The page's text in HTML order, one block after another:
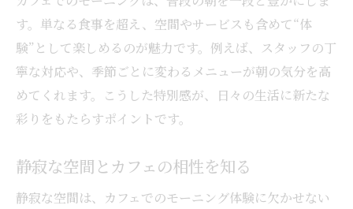
駐車場で選ぶカフェのモーニング体験
京都駅エリアで味わう理想のモーニング
京都駅近くのカフェで理想の朝食体験
駅エリアのカフェで手軽なモーニングを満
喫
カフェで楽しむ駅エリアの朝食時間
京都駅周辺で見つけるおすすめカフェ
す。単なる食事を超え、空間やサービスも含めて“体
験”として楽しめるのが魅力です。例えば、スタッフの丁
寧な対応や、季節ごとに変わるメニューが朝の気分を高
めてくれます。こうした特別感が、日々の生活に新たな
彩りをもたらすポイントです。
静寂な空間とカフェの相性を知る
静寂な空間は、カフェでのモーニング体験に欠かせない